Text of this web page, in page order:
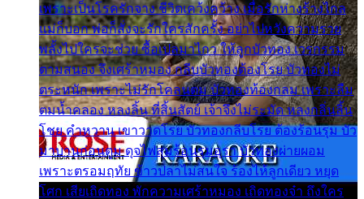
เพราะเป็นโรครักจาง ชีวิตเคว้งคว้าง เมื่อรักห่างร้างไกล
แม่ก็บอก พ่อก็สั่งจะรักใครสักครั้ง อย่าไปหวังความรวย
พลั้งไปใครจะช่วย ซื้อเปลมาไกว ให้ลูกบัวทอง เวรกรรม
ตามสนอง จึงเศร้าหมอง กลีบบัวทองต้องโรย บัวทองไม่
ตระหนัก เพราะไม่รักโคลนตม บัวทองท้องกลม เพราะลืม
ตมน้ำคลอง หลงลิ้น ที่สิ้นสัตย์ เจ้าจึงไม่ระมัด หลงกลิ่นลิ้น
โชย คำหวาน เขาวาดโรย บัวทองกลีบโรย ต้องร้อนรุม บัว
มาบานก่อนตูม ดุจไฟสุมร้อนรุมอุรา บัวทองผ่ายผอม
เพราะตรอมฤทัย ข้าวปลาไม่สนใจ ร้องไห้ลูกเดียว หยุด
โศก เสียเถิดทอง พักความเศร้าหมอง เถิดทองจ๋า ถึงใคร